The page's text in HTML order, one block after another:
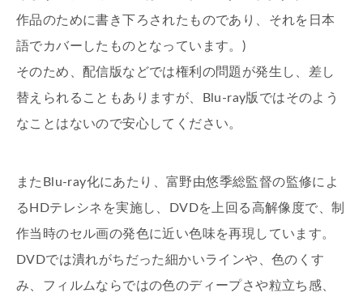
作品のために書き下ろされたものであり、それを日本
語でカバーしたものとなっています。)
そのため、配信版などでは権利の問題が発生し、差し
替えられることもありますが、Blu-ray版ではそのよう
なことはないので安心してください。
またBlu-ray化にあたり、富野由悠季総監督の監修によ
るHDテレシネを実施し、DVDを上回る高解像度で、制
作当時のセル画の発色に近い色味を再現しています。
DVDでは潰れがちだった細かいラインや、色のくす
み、フィルムならではの色のディープさや粒立ち感、